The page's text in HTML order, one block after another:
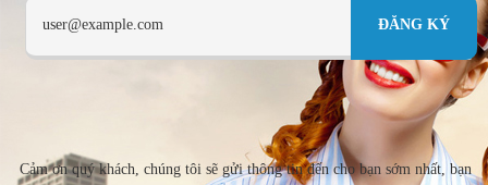
Cảm ơn quý khách, chúng tôi sẽ gửi thông tin đến cho bạn sớm nhất, bạn